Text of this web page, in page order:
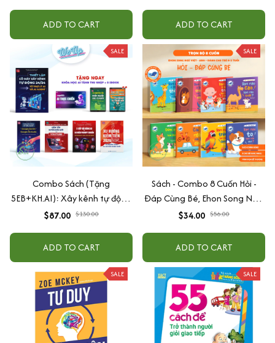
quang
ADD TO CART ADD TO CART
SALE
Combo Sách (Tặng
5EB+KH.AI): Xây kênh tự động
AI Agent + AI siêu mạnh + 3
+ Xu hướng
$87.00 $130.00
ADD TO CART
SALE
Sách - Combo 8 Cuốn Hỏi -
Đáp Cùng Bé, Ehon Song Ngữ
Việt - Anh - Dành Cho Bé Từ 0
$34.00 $56.00
ADD TO CART
SALE SALE